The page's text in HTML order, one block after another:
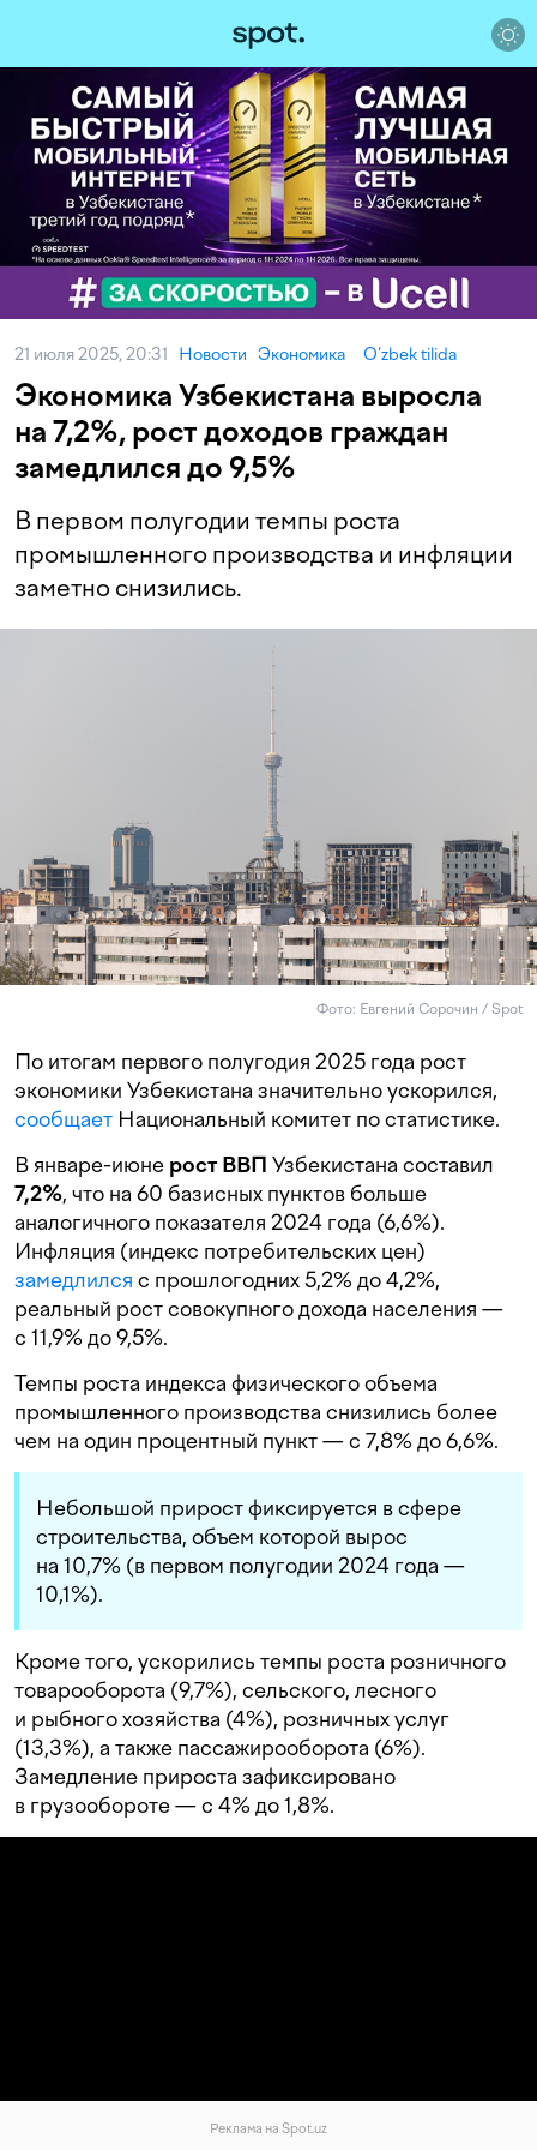
21 июля 2025, 20:31 Новости Экономика O‘zbek tilida
Экономика Узбекистана выросла
на 7,2%, рост доходов граждан
замедлился до 9,5%
В первом полугодии темпы роста
промышленного производства и инфляции
заметно снизились.
Фото: Евгений Сорочин / Spot
По итогам первого полугодия 2025 года рост
экономики Узбекистана значительно ускорился,
сообщает Национальный комитет по статистике.
В январе-июне рост ВВП Узбекистана составил
7,2%, что на 60 базисных пунктов больше
аналогичного показателя 2024 года (6,6%).
Инфляция (индекс потребительских цен)
замедлился с прошлогодних 5,2% до 4,2%,
реальный рост совокупного дохода населения —
с 11,9% до 9,5%.
Темпы роста индекса физического объема
промышленного производства снизились более
чем на один процентный пункт — с 7,8% до 6,6%.
Небольшой прирост фиксируется в сфере
строительства, объем которой вырос
на 10,7% (в первом полугодии 2024 года —
10,1%).
Кроме того, ускорились темпы роста розничного
товарооборота (9,7%), сельского, лесного
и рыбного хозяйства (4%), розничных услуг
(13,3%), а также пассажирооборота (6%).
Замедление прироста зафиксировано
в грузообороте — с 4% до 1,8%.
Реклама на Spot.uz